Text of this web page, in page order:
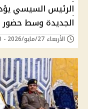
الرئيس السيسي
الجديدة وسط حضور
الأربعاء 27/مايو/2026 - 09:30 ص